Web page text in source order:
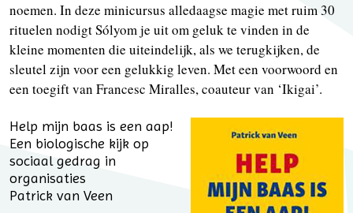
noemen. In deze minicursus alledaagse magie met ruim 30
rituelen nodigt Sólyom je uit om geluk te vinden in de
kleine momenten die uiteindelijk, als we terugkijken, de
sleutel zijn voor een gelukkig leven. Met een voorwoord en
een toegift van Francesc Miralles, coauteur van ‘Ikigai’.
Help mijn baas is een aap!
Een biologische kijk op
sociaal gedrag in
organisaties
Patrick van Veen